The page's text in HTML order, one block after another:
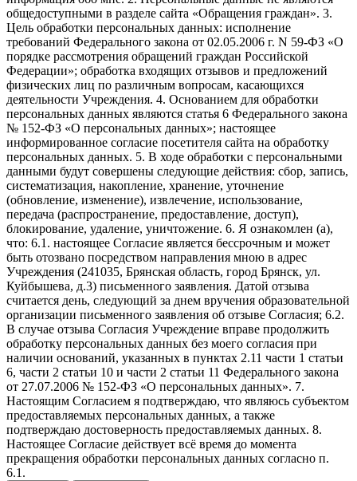
общедоступными в разделе сайта «Обращения граждан». 3.
Цель обработки персональных данных: исполнение
требований Федерального закона от 02.05.2006 г. N 59-ФЗ «О
порядке рассмотрения обращений граждан Российской
Федерации»; обработка входящих отзывов и предложений
физических лиц по различным вопросам, касающихся
деятельности Учреждения. 4. Основанием для обработки
персональных данных являются статья 6 Федерального закона
№ 152-ФЗ «О персональных данных»; настоящее
информированное согласие посетителя сайта на обработку
персональных данных. 5. В ходе обработки с персональными
данными будут совершены следующие действия: сбор, запись,
систематизация, накопление, хранение, уточнение
(обновление, изменение), извлечение, использование,
передача (распространение, предоставление, доступ),
блокирование, удаление, уничтожение. 6. Я ознакомлен (а),
что: 6.1. настоящее Согласие является бессрочным и может
быть отозвано посредством направления мною в адрес
Учреждения (241035, Брянская область, город Брянск, ул.
Куйбышева, д.3) письменного заявления. Датой отзыва
считается день, следующий за днем вручения образовательной
организации письменного заявления об отзыве Согласия; 6.2.
В случае отзыва Согласия Учреждение вправе продолжить
обработку персональных данных без моего согласия при
наличии оснований, указанных в пунктах 2.11 части 1 статьи
6, части 2 статьи 10 и части 2 статьи 11 Федерального закона
от 27.07.2006 № 152-ФЗ «О персональных данных». 7.
Настоящим Согласием я подтверждаю, что являюсь субъектом
предоставляемых персональных данных, а также
подтверждаю достоверность предоставляемых данных. 8.
Настоящее Согласие действует всё время до момента
прекращения обработки персональных данных согласно п.
6.1.